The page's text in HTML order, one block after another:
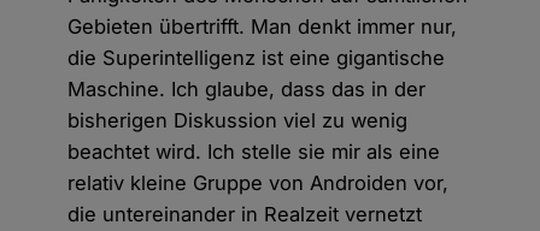
Gebieten übertrifft. Man denkt immer nur,
die Superintelligenz ist eine gigantische
Maschine. Ich glaube, dass das in der
bisherigen Diskussion viel zu wenig
beachtet wird. Ich stelle sie mir als eine
relativ kleine Gruppe von Androiden vor,
die untereinander in Realzeit vernetzt